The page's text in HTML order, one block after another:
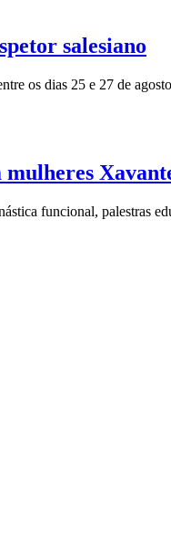
salesiano
os dias 25 e 27 de
funcional, palestras